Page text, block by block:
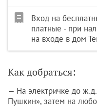
Вход на
платные - при
на входе в дом
Как добраться:
— На электричке до
Пушкин», затем на